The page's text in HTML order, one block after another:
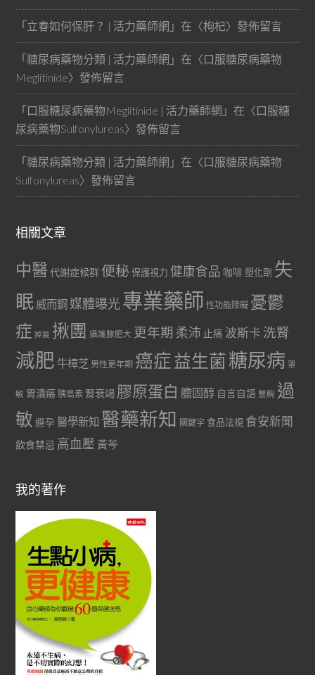
「立春如何保肝？ | 活力藥師網 」在〈枸杞〉發佈留言
「糖尿病藥物分類 | 活力藥師網 」在〈口服糖尿病藥物
Meglitinide〉發佈留言
「口服糖尿病藥物Meglitinide | 活力藥師網 」在〈口服糖
尿病藥物Sulfonylureas〉發佈留言
「糖尿病藥物分類 | 活力藥師網 」在〈口服糖尿病藥物
Sulfonylureas〉發佈留言
相關文章
中醫代謝症候群 便秘 保護視力 健康食品 咖啡 塑化劑 失
眠 威而鋼 媒體曝光專業藥師 性功能障礙 憂鬱
症 掉髮 揪團 攝護腺肥大 更年期 柔沛 止痛 波斯卡 洗腎
減肥 牛樟芝 男性更年期 癌症益生菌 糖尿病 罩
敏 胃潰瘍 胰島素 腎衰竭 膠原蛋白 膽固醇 自言自語 豐胸 過
敏 避孕 醫學新知 醫藥新知 關鍵字 食品法規 食安新聞
飲食禁忌 高血壓 黃芩
我的著作